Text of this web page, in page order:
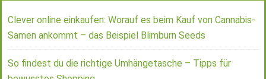
Clever online einkaufen: Worauf es beim Kauf von Cannabis-
Samen ankommt – das Beispiel Blimburn Seeds
So findest du die richtige Umhängetasche – Tipps für